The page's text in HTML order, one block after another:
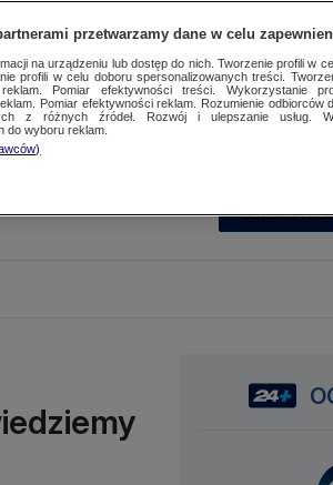
SUBSKRYBUJ
przetwarzamy dane w celu
na urządzeniu lub dostęp do nich. Tworzenie profili w
profili w celu doboru spersonalizowanych treści.
reklam. Pomiar efektywności treści. Wykorzystanie
Pomiar efektywności reklam. Rozumienie odbiorców
z różnych źródeł. Rozwój i ulepszanie usług.
do wyboru reklam.